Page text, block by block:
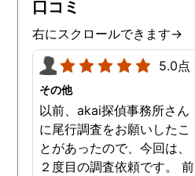
口コミ
右にスクロールできます→
5.0点
その他
以前、akai探偵事務所さん
に尾行調査をお願いしたこ
とがあったので、今回は、
２度目の調査依頼です。 前